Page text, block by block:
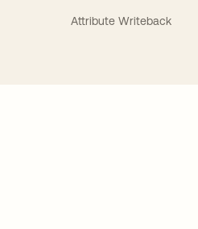
Attribute Writeback